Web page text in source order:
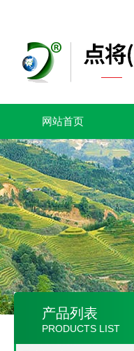
网站首页
产品列表
PRODUCTS LIST